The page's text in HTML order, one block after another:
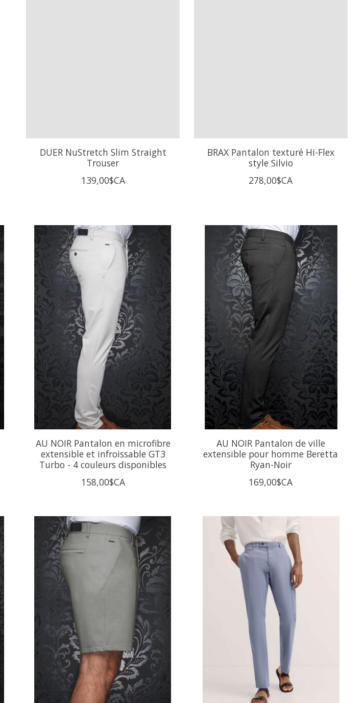
DUER NuStretch Slim Straight
Trouser
139,00$CA
BRAX Pantalon texturé Hi-Flex
style Silvio
278,00$CA
AU NOIR Pantalon en microfibre
extensible et infroissable GT3
Turbo - 4 couleurs disponibles
158,00$CA
AU NOIR Pantalon de ville
extensible pour homme Beretta
Ryan-Noir
169,00$CA